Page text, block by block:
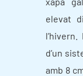
elevat
d’un
amb 8